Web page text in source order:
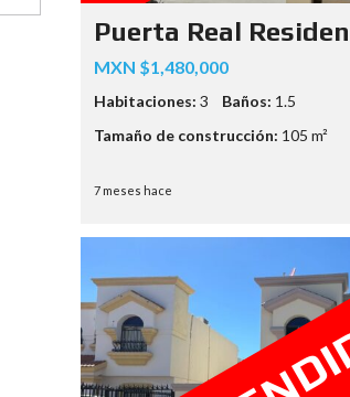
Puerta Real
MXN $1,480,000
Habitaciones: 3 Baños: 1.5
Tamaño de construcción: 105 m²
7 meses hace